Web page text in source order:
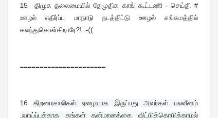
15 திமுக தலைமையில் தேமுதிக காங் கூட்டணி - செய்தி #
ஊழல் எதிர்ப்பு மாநாடு நடத்திட்டு ஊழல் சங்கமத்தில்
கலந்துகொள்கிறாரே?! :-((
======================
16 திறமைசாலிகள் ஏழையாக இருப்பது அவர்கள் பலவீனம்
.வாய்ப்புக்காக தங்கள் தன்மானத்தை விட்டுக்கொடுக்காமல்